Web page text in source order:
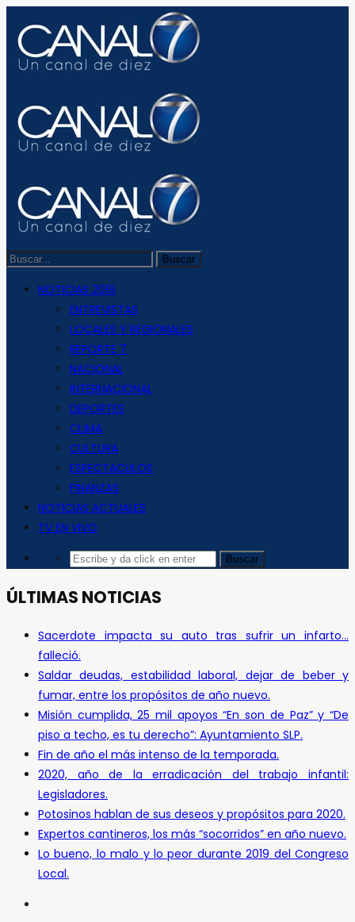
NOTICIAS 2019
ENTREVISTAS
LOCALES Y REGIONALES
REPORTE 7
NACIONAL
INTERNACIONAL
DEPORTES
CLIMA
CULTURA
ESPECTACULOS
FINANZAS
NOTICIAS ACTUALES
TV EN VIVO
ÚLTIMAS NOTICIAS
Sacerdote impacta su auto tras sufrir un infarto…
falleció.
Saldar deudas, estabilidad laboral, dejar de beber y
fumar, entre los propósitos de año nuevo.
Misión cumplida, 25 mil apoyos “En son de Paz” y “De
piso a techo, es tu derecho”: Ayuntamiento SLP.
Fin de año el más intenso de la temporada.
2020, año de la erradicación del trabajo infantil:
Legisladores.
Potosinos hablan de sus deseos y propósitos para 2020.
Expertos cantineros, los más “socorridos” en año nuevo.
Lo bueno, lo malo y lo peor durante 2019 del Congreso
Local.